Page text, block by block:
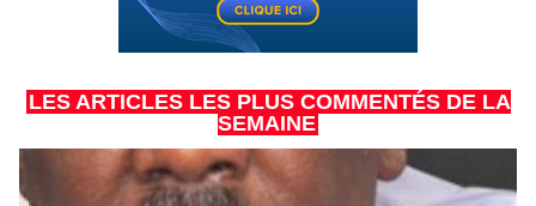
LES ARTICLES LES PLUS COMMENTÉS DE LA
SEMAINE